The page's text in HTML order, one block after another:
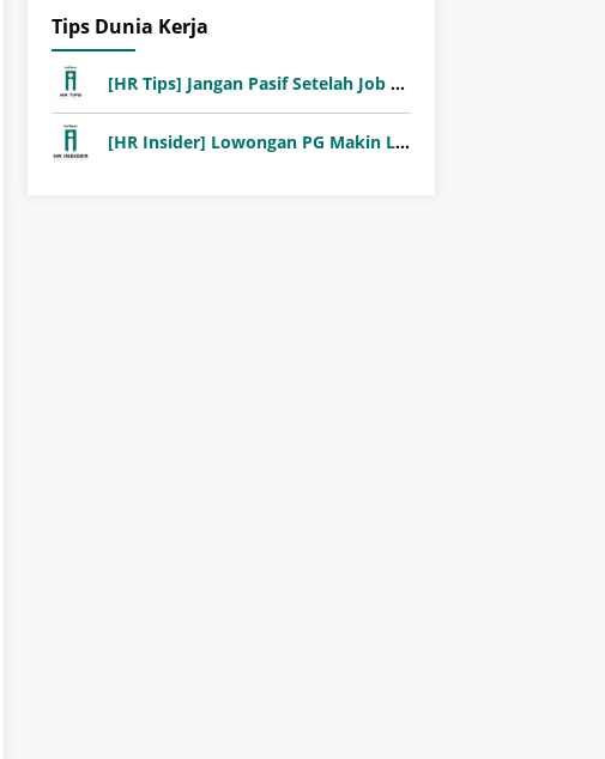
Tips Dunia Kerja
[HR Tips] Jangan Pasif Setelah Job Fair! Ini Pentingnya Follow-Up Setelah Job Fair
[HR Insider] Lowongan PG Makin Langka: Murni Seleksi atau Jalur Orang Dalam?